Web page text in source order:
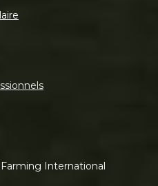
International